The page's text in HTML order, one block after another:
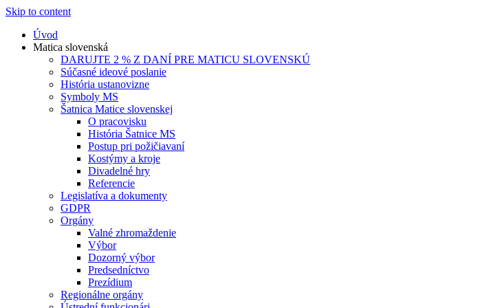
Skip to content
Úvod
Matica slovenská
DARUJTE 2 % Z DANÍ PRE MATICU SLOVENSKÚ
Súčasné ideové poslanie
História ustanovizne
Symboly MS
Šatnica Matice slovenskej
O pracovisku
História Šatnice MS
Postup pri požičiavaní
Kostýmy a kroje
Divadelné hry
Referencie
Legislatíva a dokumenty
GDPR
Orgány
Valné zhromaždenie
Výbor
Dozorný výbor
Predsedníctvo
Prezídium
Regionálne orgány